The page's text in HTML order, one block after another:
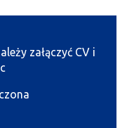
załączyć CV i